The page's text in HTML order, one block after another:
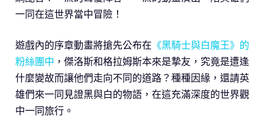
一同在這世界當中冒險！
遊戲內的序章動畫將搶先公布在 《黑騎士與白魔王》的
粉絲團中 ，傑洛斯和格拉姆斯本來是摯友，究竟是遭逢
什麼變故而讓他們走向不同的道路？種種因緣，還請英
雄們來一同見證黑與白的物語，在這充滿深度的世界觀
中一同旅行。